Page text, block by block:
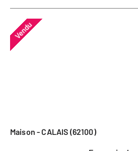
Vendu
Maison - CALAIS (62100)